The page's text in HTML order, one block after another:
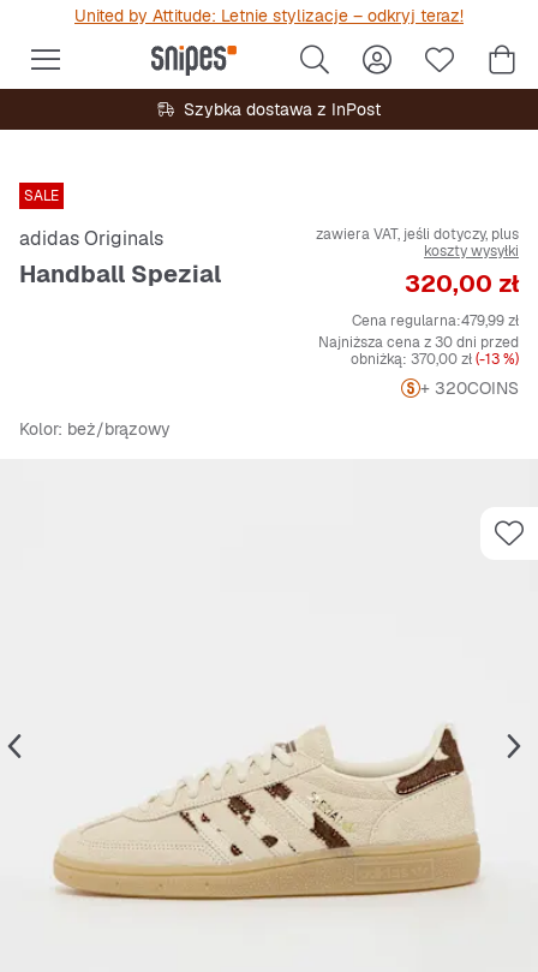
United by Attitude: Letnie stylizacje – odkryj teraz!
Szybka dostawa z InPost
SALE
adidas Originals
Handball Spezial
zawiera VAT, jeśli dotyczy, plus
koszty wysyłki
Cena
320,00 zł
Cena regularna:479,99 zł
Najniższa cena z 30 dni przed
obniżką: 370,00 zł(-13 %)
+ 320COINS
Kolor: beż/brązowy